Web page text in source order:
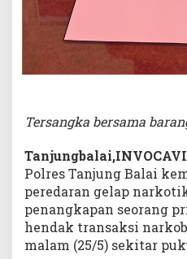
o
l
a
t
T
r
a
n
s
a
Tersangka bersama
Polres Tanjung Balai
peredaran gelap
penangkapan seorang
hendak transaksi
malam (25/5) sekitar